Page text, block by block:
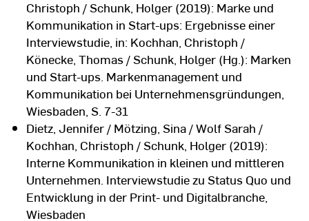
Christoph / Schunk, Holger (2019): Marke und
Kommunikation in Start-ups: Ergebnisse einer
Interviewstudie, in: Kochhan, Christoph /
Könecke, Thomas / Schunk, Holger (Hg.): Marken
und Start-ups. Markenmanagement und
Kommunikation bei Unternehmensgründungen,
Wiesbaden, S. 7-31
Dietz, Jennifer / Mötzing, Sina / Wolf Sarah /
Kochhan, Christoph / Schunk, Holger (2019):
Interne Kommunikation in kleinen und mittleren
Unternehmen. Interviewstudie zu Status Quo und
Entwicklung in der Print- und Digitalbranche,
Wiesbaden